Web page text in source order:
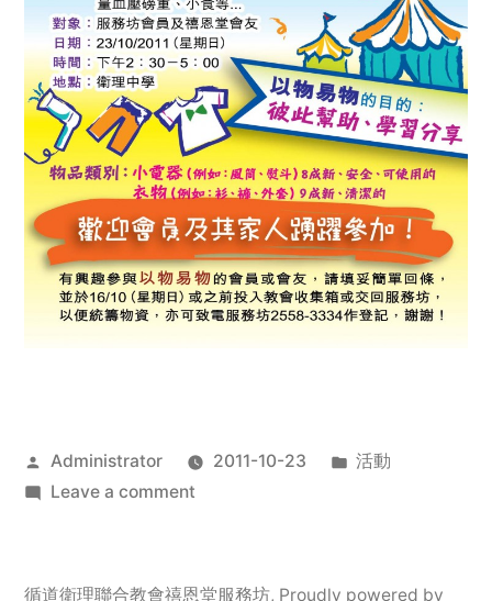
Posted
by
Administrator 2011-10-23
Posted
活動
Leave a commenton
服
循道衛理聯合教會禧恩堂服務坊, Proudly powered by